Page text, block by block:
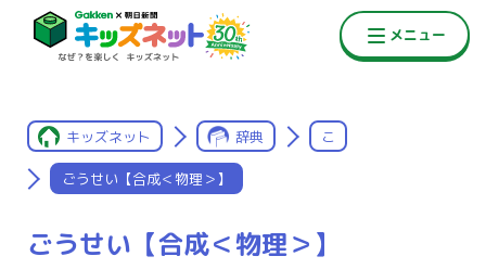
キッズネット 辞典 こ
ごうせい【合成＜物理＞】
ごうせい【合成＜物理＞】